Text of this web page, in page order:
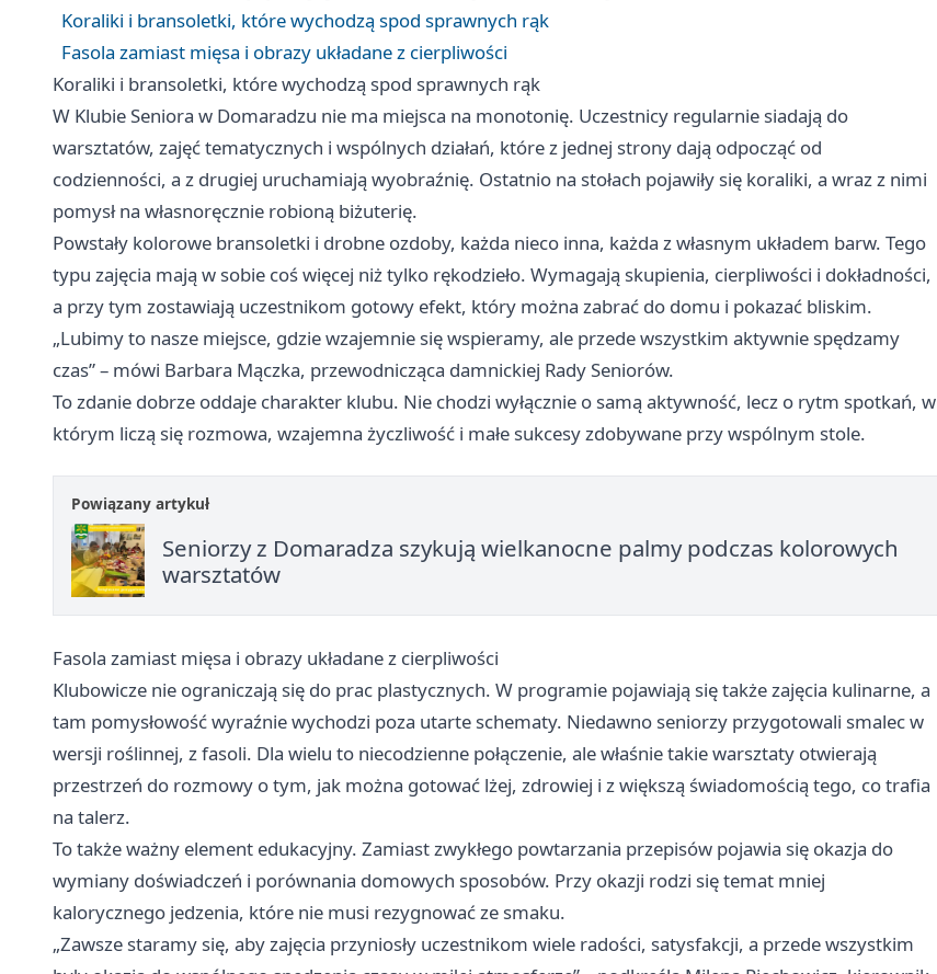
Koraliki i bransoletki, które wychodzą spod sprawnych rąk
Fasola zamiast mięsa i obrazy układane z cierpliwości
Koraliki i bransoletki, które wychodzą spod sprawnych rąk
W Klubie Seniora w Domaradzu nie ma miejsca na monotonię. Uczestnicy regularnie siadają do
warsztatów, zajęć tematycznych i wspólnych działań, które z jednej strony dają odpocząć od
codzienności, a z drugiej uruchamiają wyobraźnię. Ostatnio na stołach pojawiły się koraliki, a wraz z nimi
pomysł na własnoręcznie robioną biżuterię.
Powstały kolorowe bransoletki i drobne ozdoby, każda nieco inna, każda z własnym układem barw. Tego
typu zajęcia mają w sobie coś więcej niż tylko rękodzieło. Wymagają skupienia, cierpliwości i dokładności,
a przy tym zostawiają uczestnikom gotowy efekt, który można zabrać do domu i pokazać bliskim.
„Lubimy to nasze miejsce, gdzie wzajemnie się wspieramy, ale przede wszystkim aktywnie spędzamy
czas” – mówi Barbara Mączka, przewodnicząca damnickiej Rady Seniorów.
To zdanie dobrze oddaje charakter klubu. Nie chodzi wyłącznie o samą aktywność, lecz o rytm spotkań, w
którym liczą się rozmowa, wzajemna życzliwość i małe sukcesy zdobywane przy wspólnym stole.
Powiązany artykuł
Seniorzy z Domaradza szykują wielkanocne palmy podczas kolorowych
warsztatów
Fasola zamiast mięsa i obrazy układane z cierpliwości
Klubowicze nie ograniczają się do prac plastycznych. W programie pojawiają się także zajęcia kulinarne, a
tam pomysłowość wyraźnie wychodzi poza utarte schematy. Niedawno seniorzy przygotowali smalec w
wersji roślinnej, z fasoli. Dla wielu to niecodzienne połączenie, ale właśnie takie warsztaty otwierają
przestrzeń do rozmowy o tym, jak można gotować lżej, zdrowiej i z większą świadomością tego, co trafia
na talerz.
To także ważny element edukacyjny. Zamiast zwykłego powtarzania przepisów pojawia się okazja do
wymiany doświadczeń i porównania domowych sposobów. Przy okazji rodzi się temat mniej
kalorycznego jedzenia, które nie musi rezygnować ze smaku.
„Zawsze staramy się, aby zajęcia przyniosły uczestnikom wiele radości, satysfakcji, a przede wszystkim